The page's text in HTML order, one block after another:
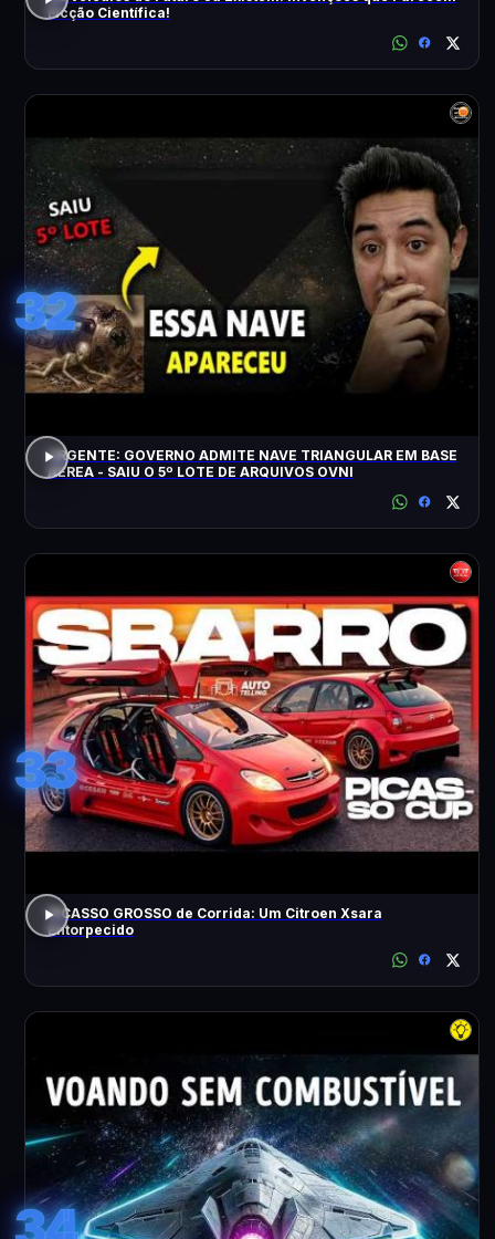
Ficção Científica!
32
URGENTE: GOVERNO ADMITE NAVE TRIANGULAR EM BASE
AÉREA - SAIU O 5º LOTE DE ARQUIVOS OVNI
33
PICASSO GROSSO de Corrida: Um Citroen Xsara
Entorpecido